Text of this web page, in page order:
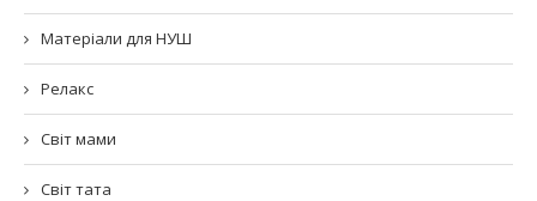
Матеріали для НУШ
Релакс
Світ мами
Світ тата